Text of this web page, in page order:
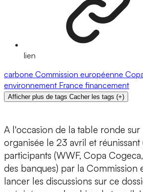
lien
carbone Commission européenne
environnement France financement
Afficher plus de tags Cacher les tags (+)
A l'occasion de la table ronde sur
organisée le 23 avril et
participants (WWF, Copa
des banques) par la
lancer les discussions sur ce